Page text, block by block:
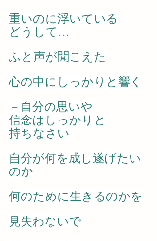
重いのに浮いている
どうして…
ふと声が聞こえた
心の中にしっかりと響く
－自分の思いや
信念はしっかりと
持ちなさい
自分が何を成し遂げたい
のか
何のために生きるのかを
見失わないで